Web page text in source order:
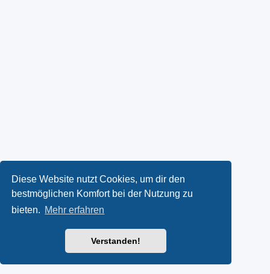
Diese Website nutzt Cookies, um dir den
bestmöglichen Komfort bei der Nutzung zu
bieten. Mehr erfahren
Verstanden!